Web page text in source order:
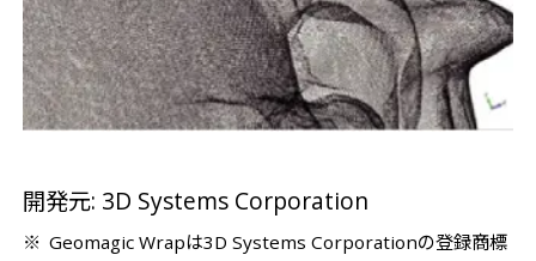
開発元: 3D Systems Corporation
Geomagic Wrapは3D Systems Corporationの登録商標